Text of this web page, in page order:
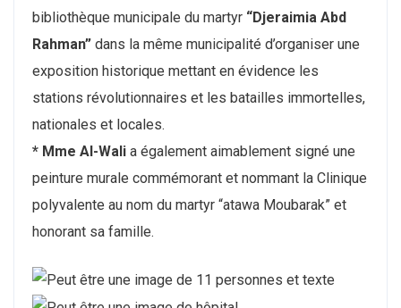
bibliothèque municipale du martyr “Djeraimia Abd
Rahman” dans la même municipalité d’organiser une
exposition historique mettant en évidence les
stations révolutionnaires et les batailles immortelles,
nationales et locales.
* Mme Al-Wali a également aimablement signé une
peinture murale commémorant et nommant la Clinique
polyvalente au nom du martyr “atawa Moubarak” et
honorant sa famille.